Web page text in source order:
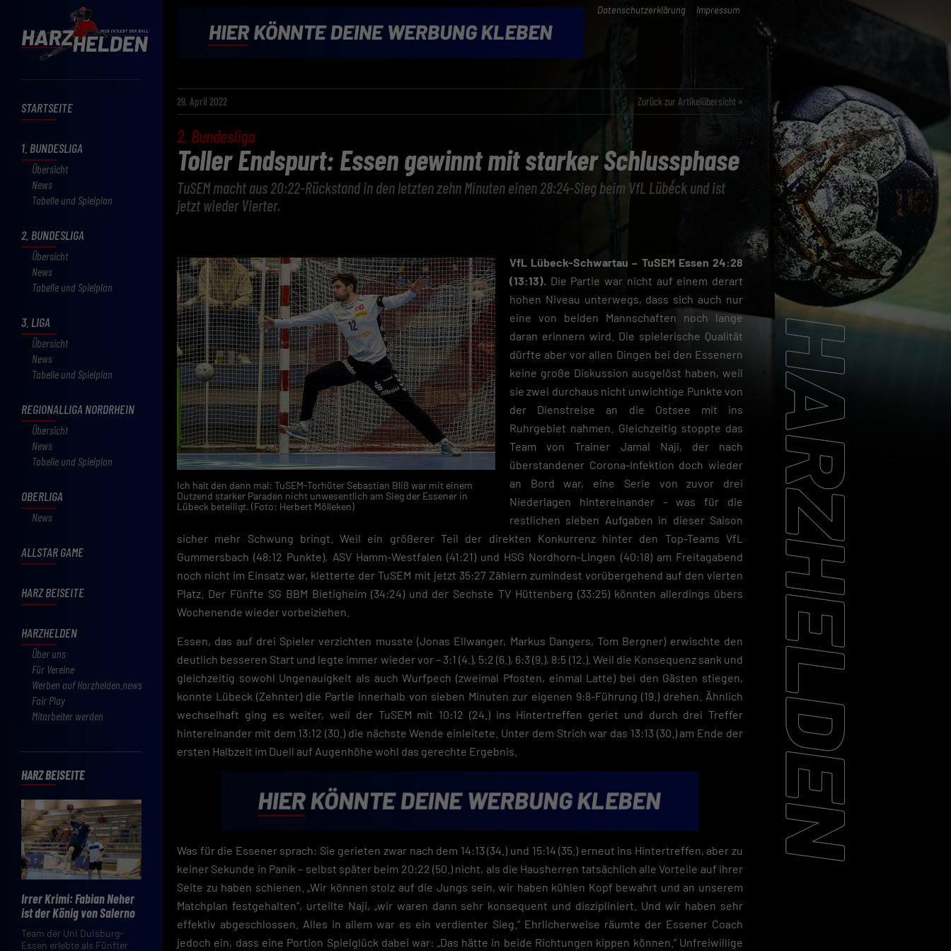
STARTSEITE
1. BUNDESLIGA
Übersicht
News
Tabelle und Spielplan
2. BUNDESLIGA
Übersicht
News
Tabelle und Spielplan
3. LIGA
Übersicht
News
Tabelle und Spielplan
REGIONALLIGA NORDRHEIN
Übersicht
News
Tabelle und Spielplan
OBERLIGA
News
ALLSTAR GAME
HARZ BEISEITE
HARZHELDEN
Über uns
Für Vereine
Werben auf Harzhelden.news
Fair Play
Mitarbeiter werden
HARZ BEISEITE
Irrer Krimi: Fabian Neher
ist der König von Salerno
Team der Uni Duisburg-
Essen erlebte als Fünfter
Datenschutzerklärung Impressum
29. April 2022 Zurück zur Artikelübersicht »
2. Bundesliga
Toller Endspurt: Essen gewinnt mit starker Schlussphase
TuSEM macht aus 20:22-Rückstand in den letzten zehn Minuten einen 28:24-Sieg beim VfL Lübeck und ist
jetzt wieder Vierter.
Ich halt den dann mal: TuSEM-Torhüter Sebastian Bliß war mit einem
Dutzend starker Paraden nicht unwesentlich am Sieg der Essener in
Lübeck beteiligt. (Foto: Herbert Mölleken)
VfL Lübeck-Schwartau – TuSEM Essen 24:28
(13:13). Die Partie war nicht auf einem derart
hohen Niveau unterwegs, dass sich auch nur
eine von beiden Mannschaften noch lange
daran erinnern wird. Die spielerische Qualität
dürfte aber vor allen Dingen bei den Essenern
keine große Diskussion ausgelöst haben, weil
sie zwei durchaus nicht unwichtige Punkte von
der Dienstreise an die Ostsee mit ins
Ruhrgebiet nahmen. Gleichzeitig stoppte das
Team von Trainer Jamal Naji, der nach
überstandener Corona-Infektion doch wieder
an Bord war, eine Serie von zuvor drei
Niederlagen hintereinander – was für die
restlichen sieben Aufgaben in dieser Saison
sicher mehr Schwung bringt. Weil ein größerer Teil der direkten Konkurrenz hinter den Top-Teams VfL
Gummersbach (48:12 Punkte), ASV Hamm-Westfalen (41:21) und HSG Nordhorn-Lingen (40:18) am Freitagabend
noch nicht im Einsatz war, kletterte der TuSEM mit jetzt 35:27 Zählern zumindest vorübergehend auf den vierten
Platz. Der Fünfte SG BBM Bietigheim (34:24) und der Sechste TV Hüttenberg (33:25) könnten allerdings übers
Wochenende wieder vorbeiziehen.
Essen, das auf drei Spieler verzichten musste (Jonas Ellwanger, Markus Dangers, Tom Bergner) erwischte den
deutlich besseren Start und legte immer wieder vor – 3:1 (4.), 5:2 (6.), 6:3 (9.), 8:5 (12.). Weil die Konsequenz sank und
gleichzeitig sowohl Ungenauigkeit als auch Wurfpech (zweimal Pfosten, einmal Latte) bei den Gästen stiegen,
konnte Lübeck (Zehnter) die Partie innerhalb von sieben Minuten zur eigenen 9:8-Führung (19.) drehen. Ähnlich
wechselhaft ging es weiter, weil der TuSEM mit 10:12 (24.) ins Hintertreffen geriet und durch drei Treffer
hintereinander mit dem 13:12 (30.) die nächste Wende einleitete. Unter dem Strich war das 13:13 (30.) am Ende der
ersten Halbzeit im Duell auf Augenhöhe wohl das gerechte Ergebnis.
Was für die Essener sprach: Sie gerieten zwar nach dem 14:13 (34.) und 15:14 (35.) erneut ins Hintertreffen, aber zu
keiner Sekunde in Panik – selbst später beim 20:22 (50.) nicht, als die Hausherren tatsächlich alle Vorteile auf ihrer
Seite zu haben schienen. „Wir können stolz auf die Jungs sein, wir haben kühlen Kopf bewahrt und an unserem
Matchplan festgehalten“, urteilte Naji, „wir waren dann sehr konsequent und diszipliniert. Und wir haben sehr
effektiv abgeschlossen. Alles in allem war es ein verdienter Sieg.“ Ehrlicherweise räumte der Essener Coach
jedoch ein, dass eine Portion Spielglück dabei war: „Das hätte in beide Richtungen kippen können.“ Unfreiwillige